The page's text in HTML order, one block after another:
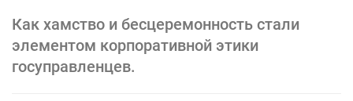
Как хамство и бесцеремонность стали
элементом корпоративной этики
госуправленцев.